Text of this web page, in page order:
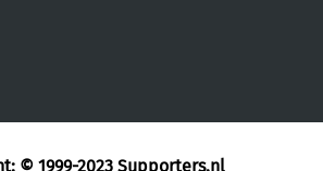
© 1999-2023 Supporters.nl